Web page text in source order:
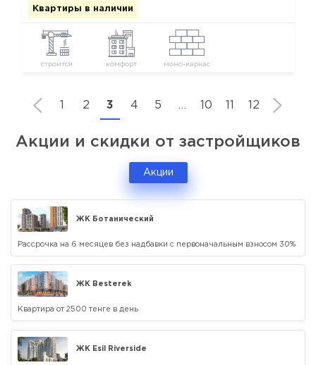
Квартиры в наличии
строится комфорт моно-каркас
1 2 3 4 5 … 10 11 12
Акции и скидки от застройщиков
Акции
ЖК Ботанический
Рассрочка на 6 месяцев без надбавки с первоначальным взносом 30%
ЖК Besterek
Квартира от 2500 тенге в день
ЖК Esil Riverside